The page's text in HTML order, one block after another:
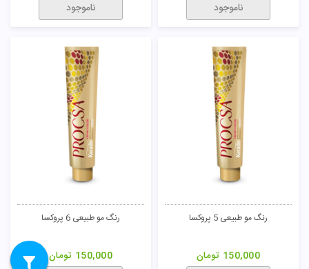
ناموجود
ناموجود
رنگ مو طبیعی 5 پروکسا
150,000 تومان
رنگ مو طبیعی 6 پروکسا
150,000 تومان